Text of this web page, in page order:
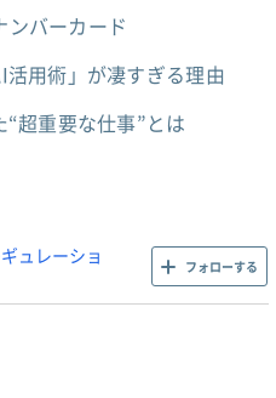
バーカード
用術」が凄すぎる理由
超重要な仕事”とは
ュレーショ
フォローする